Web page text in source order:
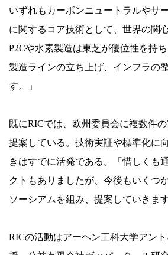
いずれもカーボンニュートラルやサ
に関するコア技術として、世界の関
P2Cや水素製造は東芝が優位性を持
製造ラインの立ち上げ、インフラの
す。」
既にRICでは、欧州委員会に複数件
提案している。技術実証や標準化に
きはすでに活発である。「惜しくも
クトもありましたが、今後もいくつ
ソーシアムを組み、提案していきます
RICの活動はアーヘン工科大学アン